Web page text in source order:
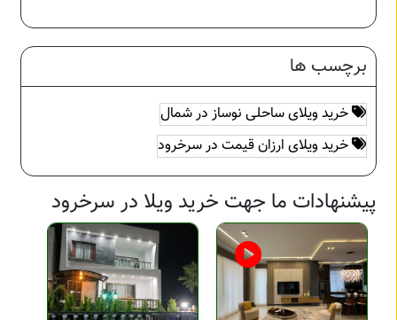
برچسب ها
خرید ویلای ساحلی نوساز در شمال
خرید ویلای ارزان قیمت در سرخرود
پیشنهادات ما جهت خرید ویلا در سرخرود